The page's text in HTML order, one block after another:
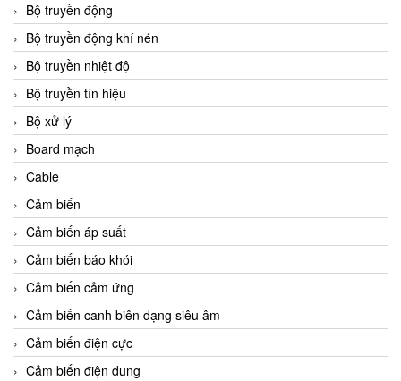
Bộ truyền động
Bộ truyền động khí nén
Bộ truyền nhiệt độ
Bộ truyền tín hiệu
Bộ xử lý
Board mạch
Cable
Cảm biến
Cảm biến áp suất
Cảm biến báo khói
Cảm biến cảm ứng
Cảm biến canh biên dạng siêu âm
Cảm biến điện cực
Cảm biến điện dung